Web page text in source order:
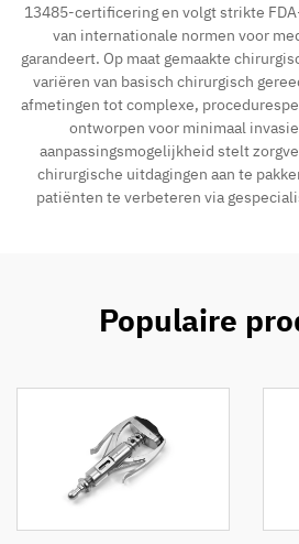
13485-certificering en volgt strikte
van internationale normen voor
garandeert. Op maat gemaakte
variëren van basisch chirurgisch
afmetingen tot complexe,
ontworpen voor minimaal
aanpassingsmogelijkheid stelt
chirurgische uitdagingen aan te
patiënten te verbeteren via
Populaire